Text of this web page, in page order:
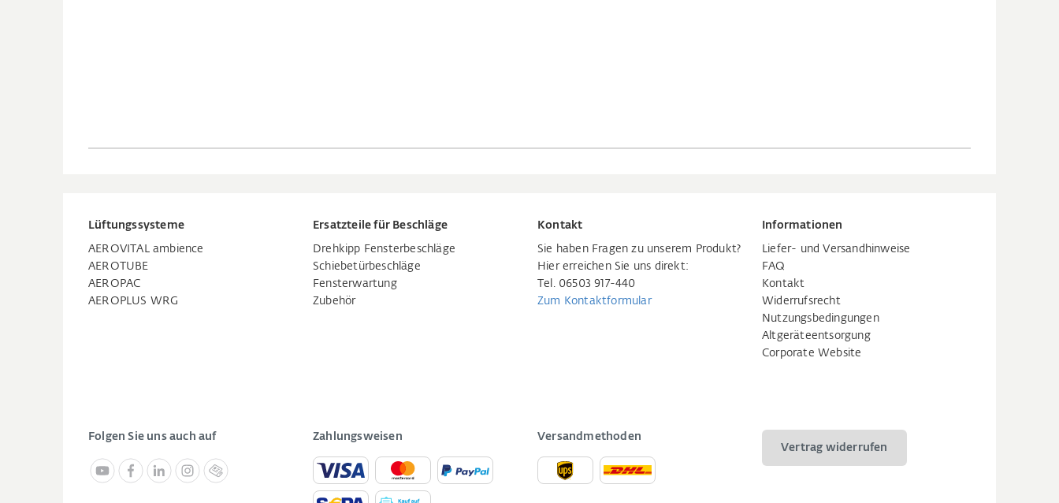
Lüftungssysteme
AEROVITAL ambience
AEROTUBE
AEROPAC
AEROPLUS WRG
Ersatzteile für Beschläge
Drehkipp Fensterbeschläge
Schiebetürbeschläge
Fensterwartung
Zubehör
Kontakt
Sie haben Fragen zu unserem Produkt?
Hier erreichen Sie uns direkt:
Tel. 06503 917-440
Zum Kontaktformular
Informationen
Liefer- und Versandhinweise
FAQ
Kontakt
Widerrufsrecht
Nutzungsbedingungen
Altgeräteentsorgung
Corporate Website
Folgen Sie uns auch auf Zahlungsweisen
Versandmethoden
Vertrag widerrufen